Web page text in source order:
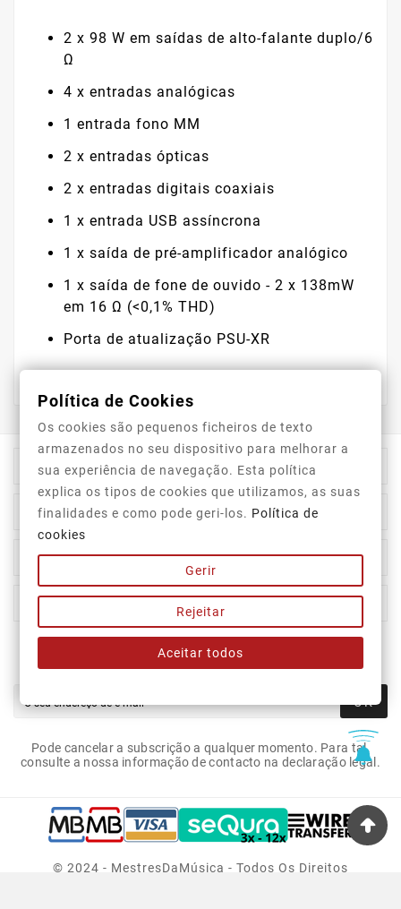
2 x 98 W em saídas de alto-falante duplo/6
Ω
4 x entradas analógicas
1 entrada fono MM
2 x entradas ópticas
2 x entradas digitais coaxiais
1 x entrada USB assíncrona
1 x saída de pré-amplificador analógico
1 x saída de fone de ouvido - 2 x 138mW
em 16 Ω (<0,1% THD)
Porta de atualização PSU-XR
Informação Da Loja
Top Categorias
A Nossa Empresa 
A Sua Conta 
Newsletter
OK
Pode cancelar a subscrição a qualquer momento. Para tal,
consulte a nossa informação de contacto na declaração legal.
© 2024 - MestresDaMúsica - Todos Os Direitos
Política de Cookies
Os cookies são pequenos ficheiros de texto
armazenados no seu dispositivo para melhorar a
sua experiência de navegação. Esta política
explica os tipos de cookies que utilizamos, as suas
finalidades e como pode geri-los. Política de
cookies
Gerir
Rejeitar
Aceitar todos